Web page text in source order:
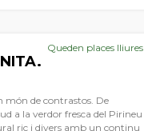
Queden places lliures
món de contrastos. De
a la verdor fresca del Pirineu
ric i divers amb un continu